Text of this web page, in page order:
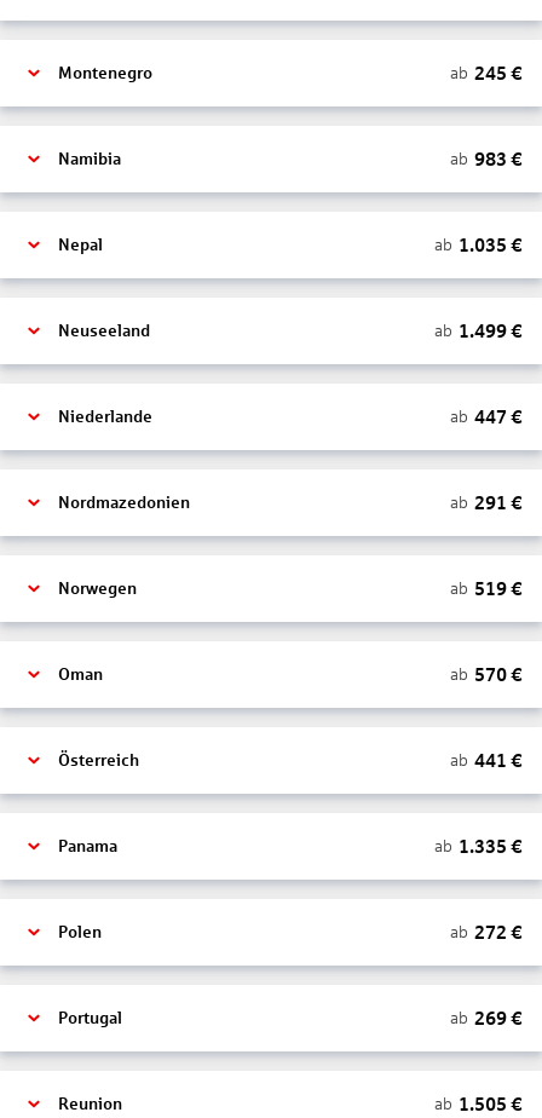
Montenegro ab 245 €
Namibia ab 983 €
Nepal ab 1.035 €
Neuseeland ab 1.499€
Niederlande ab 447 €
Nordmazedonien ab 291 €
Norwegen ab 519€
Oman ab 570€
Österreich ab 441 €
Panama ab 1.335 €
Polen ab 272 €
Portugal ab 269€
Reunion ab 1.505 €